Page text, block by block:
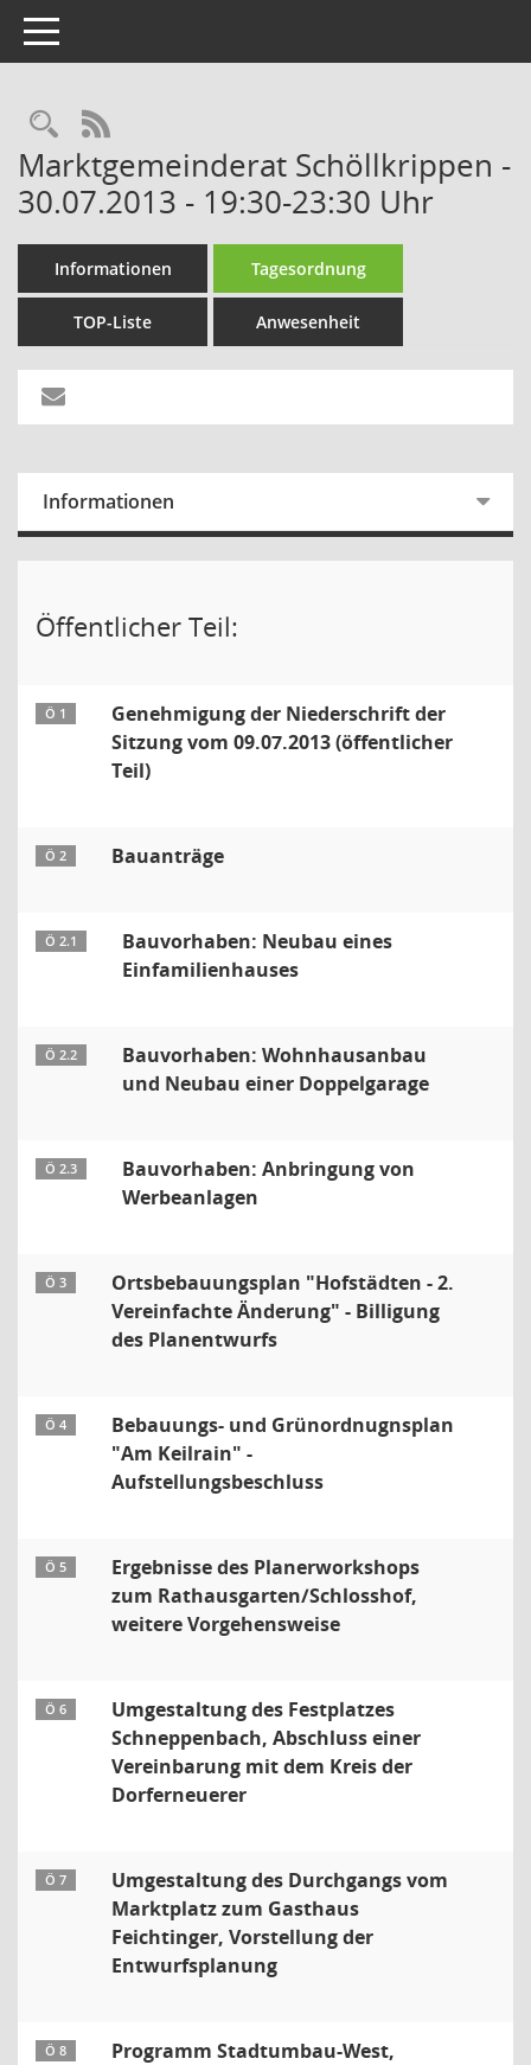
Toggle navigation
Rechercheauswahl
RSS-Feed
Marktgemeinderat Schöllkrippen -
30.07.2013 - 19:30-23:30 Uhr
Informationen Tagesordnung
TOP-Liste Anwesenheit
Informationen
Öffentlicher Teil:
Ö 1
Genehmigung der Niederschrift der
Sitzung vom 09.07.2013 (öffentlicher
Teil)
Ö 2 Bauanträge
Ö 2.1
Bauvorhaben: Neubau eines
Einfamilienhauses
Ö 2.2
Bauvorhaben: Wohnhausanbau
und Neubau einer Doppelgarage
Ö 2.3
Bauvorhaben: Anbringung von
Werbeanlagen
Ö 3
Ortsbebauungsplan "Hofstädten - 2.
Vereinfachte Änderung" - Billigung
des Planentwurfs
Ö 4
Bebauungs- und Grünordnugnsplan
"Am Keilrain" -
Aufstellungsbeschluss
Ö 5
Ergebnisse des Planerworkshops
zum Rathausgarten/Schlosshof,
weitere Vorgehensweise
Ö 6
Umgestaltung des Festplatzes
Schneppenbach, Abschluss einer
Vereinbarung mit dem Kreis der
Dorferneuerer
Ö 7
Umgestaltung des Durchgangs vom
Marktplatz zum Gasthaus
Feichtinger, Vorstellung der
Entwurfsplanung
Ö 8
Programm Stadtumbau-West,